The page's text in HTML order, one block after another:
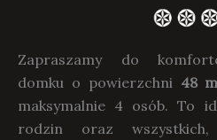
Zapraszamy do
domku o powierzchni 48
maksymalnie 4 osób. To
rodzin oraz